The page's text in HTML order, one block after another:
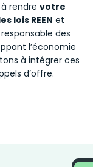
rendre votre
lois REEN et
des
l’économie
à intégrer ces
d’offre.